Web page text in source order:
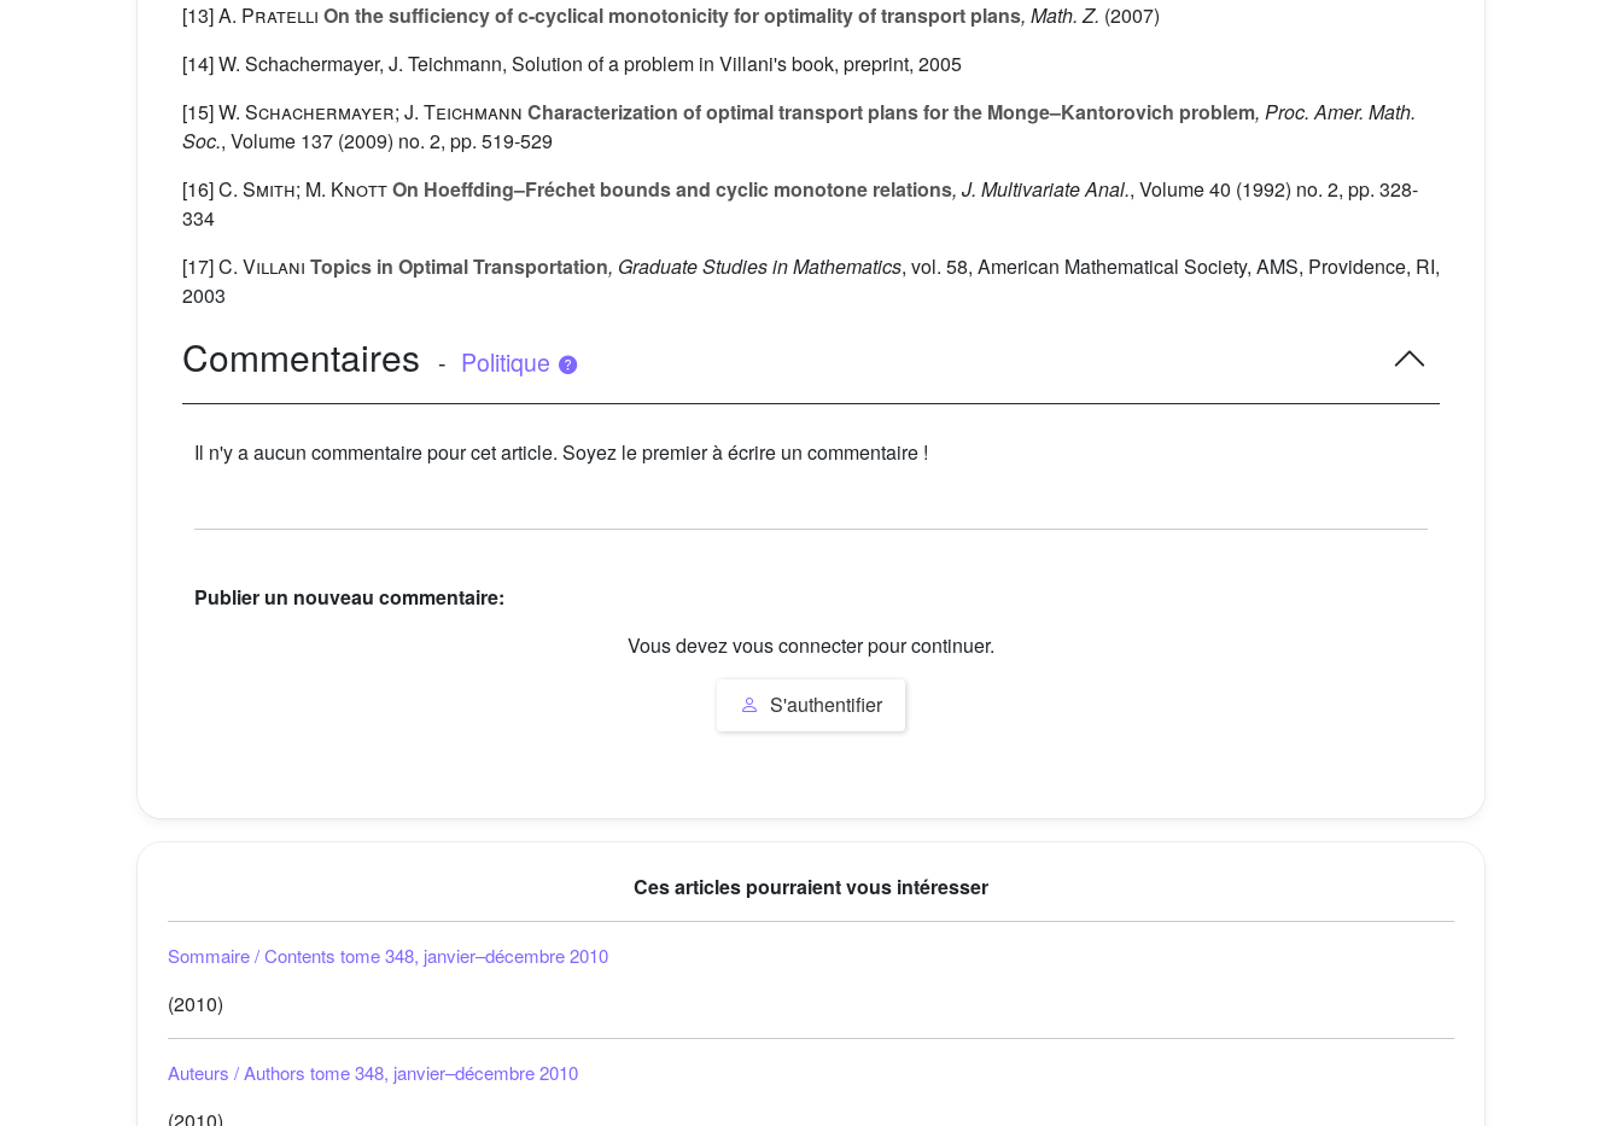
[13]A. Pratelli On the sufficiency of c-cyclical monotonicity for optimality of transport plans, Math. Z. (2007)
[14] W. Schachermayer, J. Teichmann, Solution of a problem in Villani's book, preprint, 2005
[15]W. Schachermayer; J. Teichmann Characterization of optimal transport plans for the Monge–Kantorovich problem, Proc. Amer. Math.
Soc., Volume 137 (2009) no. 2, pp. 519-529
[16]C. Smith; M. KnottOn Hoeffding–Fréchet bounds and cyclic monotone relations, J. Multivariate Anal., Volume 40 (1992) no. 2, pp. 328-
334
[17]C. Villani Topics in Optimal Transportation, Graduate Studies in Mathematics, vol. 58, American Mathematical Society, AMS, Providence, RI,
2003
Commentaires - Politique
Il n'y a aucun commentaire pour cet article. Soyez le premier à écrire un commentaire !
Publier un nouveau commentaire:
Vous devez vous connecter pour continuer.
S'authentifier
Ces articles pourraient vous intéresser
Sommaire / Contents tome 348, janvier–décembre 2010
(2010)
Auteurs / Authors tome 348, janvier–décembre 2010